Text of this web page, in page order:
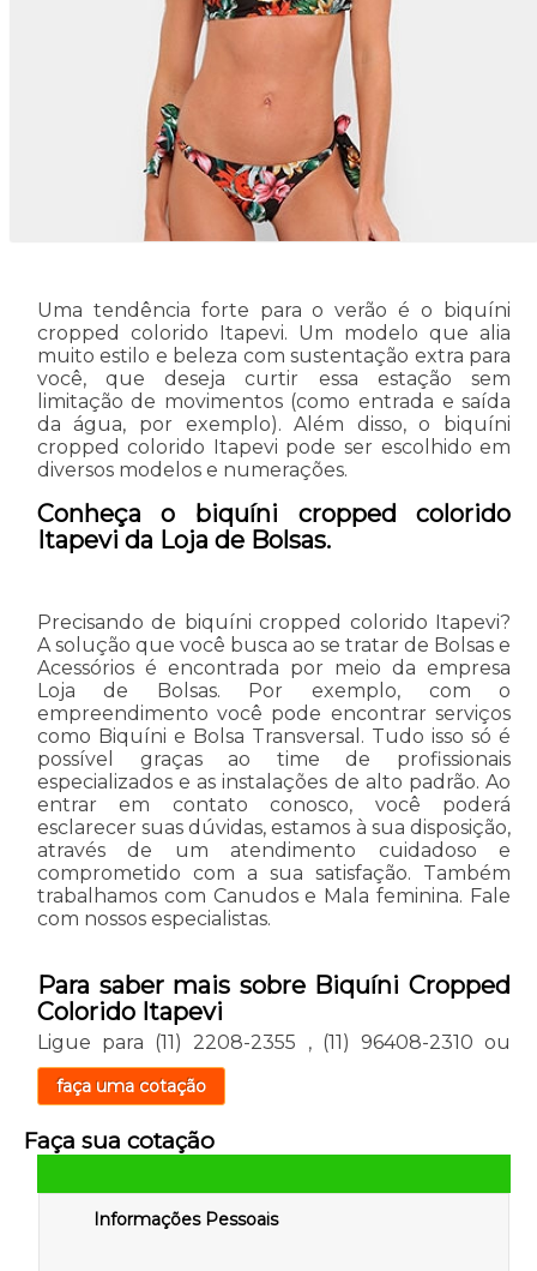
Uma tendência forte para o verão é o biquíni
cropped colorido Itapevi. Um modelo que alia
muito estilo e beleza com sustentação extra para
você, que deseja curtir essa estação sem
limitação de movimentos (como entrada e saída
da água, por exemplo). Além disso, o biquíni
cropped colorido Itapevi pode ser escolhido em
diversos modelos e numerações.
Conheça o biquíni cropped colorido
Itapevi da Loja de Bolsas.
Precisando de biquíni cropped colorido Itapevi?
A solução que você busca ao se tratar de Bolsas e
Acessórios é encontrada por meio da empresa
Loja de Bolsas. Por exemplo, com o
empreendimento você pode encontrar serviços
como Biquíni e Bolsa Transversal. Tudo isso só é
possível graças ao time de profissionais
especializados e as instalações de alto padrão. Ao
entrar em contato conosco, você poderá
esclarecer suas dúvidas, estamos à sua disposição,
através de um atendimento cuidadoso e
comprometido com a sua satisfação. Também
trabalhamos com Canudos e Mala feminina. Fale
com nossos especialistas.
Para saber mais sobre Biquíni Cropped
Colorido Itapevi
Ligue para (11) 2208-2355 , (11) 96408-2310 ou
faça uma cotação
Faça sua cotação
Informações Pessoais